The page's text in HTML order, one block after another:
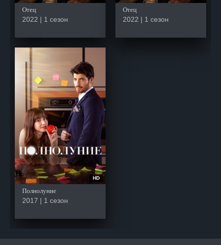
Отец
2022 | 1 сезон
Отец
2022 | 1 сезон
HD
Полнолуние
2017 | 1 сезон